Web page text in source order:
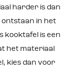
harder is dan
in het
kooktafel is een
het materiaal
kies dan voor